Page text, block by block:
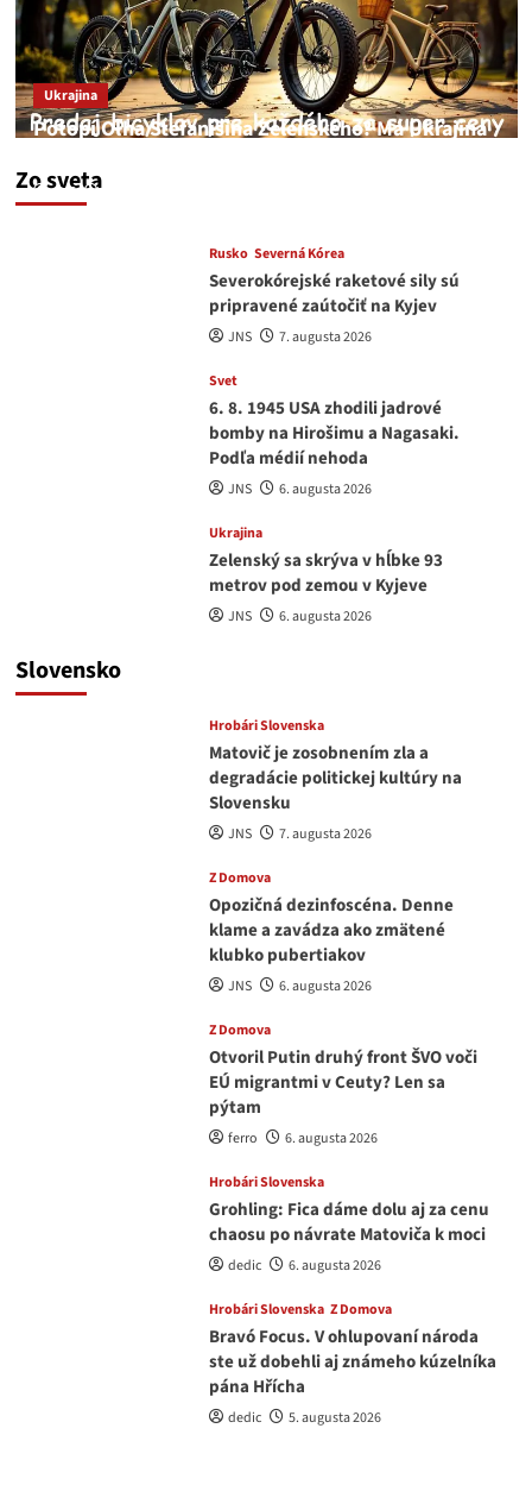
Zo sveta
Ukrajina
Potopí Oľha Stefanišina Zelenského? Má Ukrajina
JNS
Rusko Severná Kórea
Severokórejské raketové sily sú
pripravené zaútočiť na Kyjev
JNS 7. augusta 2026
Svet
6. 8. 1945 USA zhodili jadrové
bomby na Hirošimu a Nagasaki.
Podľa médií nehoda
JNS 6. augusta 2026
Ukrajina
Zelenský sa skrýva v hĺbke 93
metrov pod zemou v Kyjeve
JNS 6. augusta 2026
Slovensko
Hrobári Slovenska
Matovič je zosobnením zla a
degradácie politickej kultúry na
Slovensku
JNS 7. augusta 2026
Z Domova
Opozičná dezinfoscéna. Denne
klame a zavádza ako zmätené
klubko pubertiakov
JNS 6. augusta 2026
Z Domova
Otvoril Putin druhý front ŠVO voči
EÚ migrantmi v Ceuty? Len sa
pýtam
ferro 6. augusta 2026
Hrobári Slovenska
Grohling: Fica dáme dolu aj za cenu
chaosu po návrate Matoviča k moci
dedic 6. augusta 2026
Hrobári Slovenska Z Domova
Bravó Focus. V ohlupovaní národa
ste už dobehli aj známeho kúzelníka
pána Hřícha
dedic 5. augusta 2026